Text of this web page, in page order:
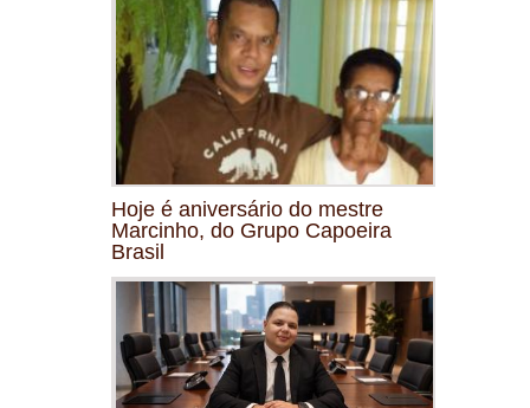
Hoje é aniversário do mestre
Marcinho, do Grupo Capoeira
Brasil